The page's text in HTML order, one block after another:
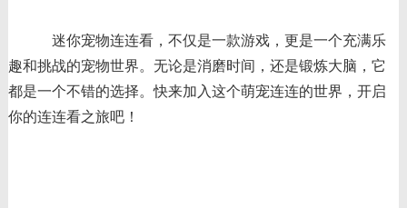
迷你宠物连连看，不仅是一款游戏，更是一个充满乐
趣和挑战的宠物世界。无论是消磨时间，还是锻炼大脑，它
都是一个不错的选择。快来加入这个萌宠连连的世界，开启
你的连连看之旅吧！